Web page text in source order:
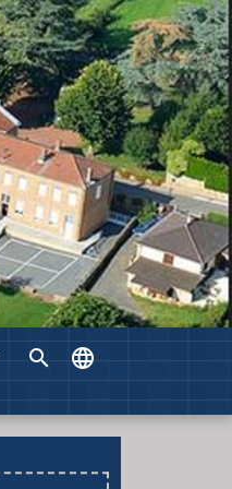
search language